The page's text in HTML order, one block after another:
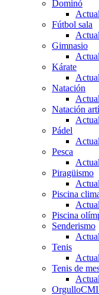
Dominó
Fútbol sala
Gimnasio
Kárate
Natación
Natación
Pádel
Pesca
Piragüismo
Piscina
Piscina
Senderismo
Tenis
Tenis de